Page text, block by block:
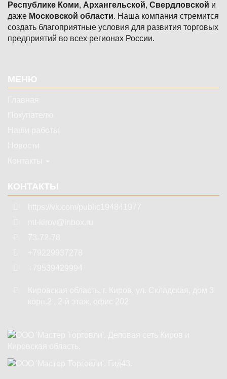
Республике Коми, Архангельской, Свердловской и
даже Московской области. Наша компания стремится
создать благоприятные условия для развития торговых
предприятий во всех регионах России.
МЕНЮ
КОНТАКТЫ